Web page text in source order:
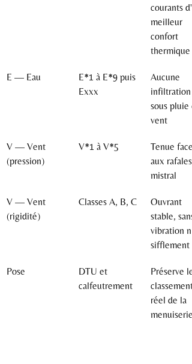
courants
meilleur
confort
thermique
E — Eau
E*1 à E*9 puis
Exxx
Aucune
infiltration
sous pluie
vent
V — Vent
(pression)
V*1 à V*5
Tenue face
aux rafales
mistral
V — Vent
(rigidité)
Classes A, B, C
Ouvrant
stable, sans
vibration ni
sifflement
Pose
DTU et
calfeutrement
Préserve le
classement
réel de la
menuiserie